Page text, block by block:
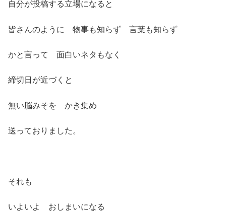
自分が投稿する立場になると
皆さんのように 物事も知らず 言葉も知らず
かと言って 面白いネタもなく
締切日が近づくと
無い脳みそを かき集め
送っておりました。
それも
いよいよ おしまいになる